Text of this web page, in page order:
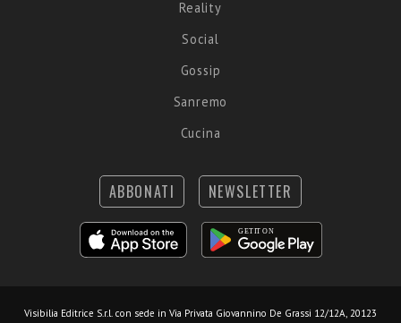
Reality
Social
Gossip
Sanremo
Cucina
ABBONATI NEWSLETTER
Visibilia Editrice S.r.l. con sede in Via Privata Giovannino De Grassi 12/12A, 20123